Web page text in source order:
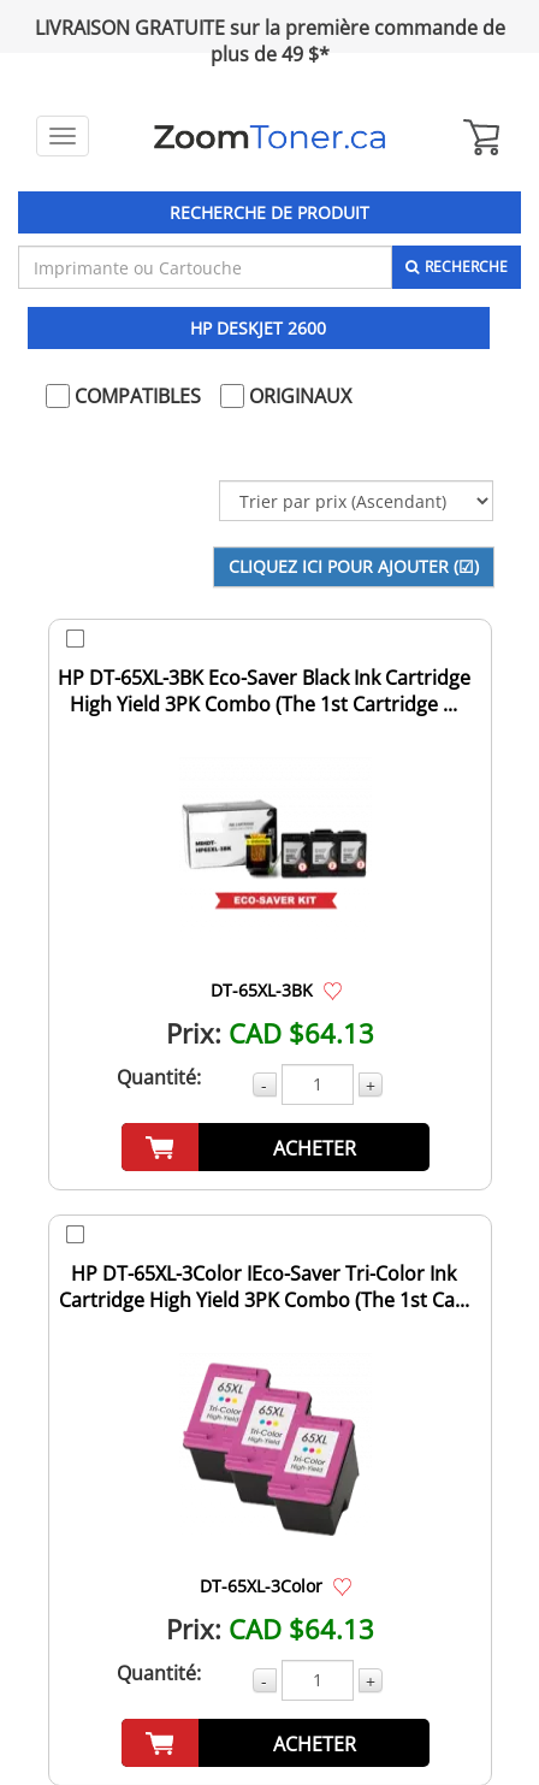
LIVRAISON GRATUITE sur la première commande de
plus de 49 $*
Toggle
RECHERCHE DE PRODUIT
RECHERCHE
HP DESKJET 2600
COMPATIBLES ORIGINAUX
HP DT-65XL-3BK Eco-Saver Black Ink Cartridge
High Yield 3PK Combo (The 1st Cartridge ...
DT-65XL-3BK
Prix: CAD $64.13
Quantité: - +
ACHETER
HP DT-65XL-3Color IEco-Saver Tri-Color Ink
Cartridge High Yield 3PK Combo (The 1st Ca...
DT-65XL-3Color
Prix: CAD $64.13
Quantité: - +
ACHETER